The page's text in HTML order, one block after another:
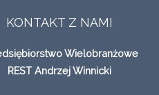
KONTAKT Z NAMI
Wielobranżowe
REST Andrzej Winnicki